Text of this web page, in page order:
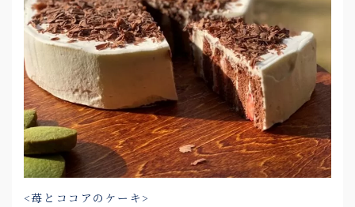
<苺とココアのケーキ>